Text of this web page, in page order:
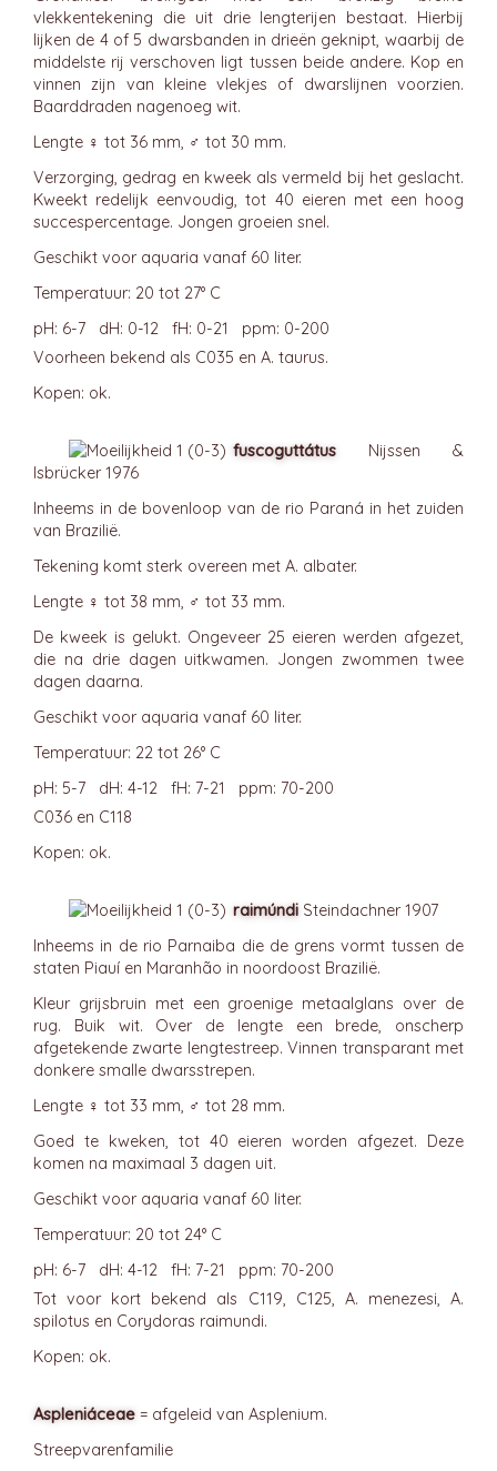
vlekkentekening die uit drie lengterijen bestaat. Hierbij
lijken de 4 of 5 dwarsbanden in drieën geknipt, waarbij de
middelste rij verschoven ligt tussen beide andere. Kop en
vinnen zijn van kleine vlekjes of dwarslijnen voorzien.
Baarddraden nagenoeg wit.
Lengte ♀ tot 36 mm, ♂ tot 30 mm.
Verzorging, gedrag en kweek als vermeld bij het geslacht.
Kweekt redelijk eenvoudig, tot 40 eieren met een hoog
succespercentage. Jongen groeien snel.
Geschikt voor aquaria vanaf 60 liter.
Temperatuur: 20 tot 27° C
pH: 6-7 dH: 0-12 fH: 0-21 ppm: 0-200
Voorheen bekend als C035 en A. taurus.
Kopen: ok.
fuscoguttátus Nijssen &
Isbrücker 1976
Inheems in de bovenloop van de rio Paraná in het zuiden
van Brazilië.
Tekening komt sterk overeen met A. albater.
Lengte ♀ tot 38 mm, ♂ tot 33 mm.
De kweek is gelukt. Ongeveer 25 eieren werden afgezet,
die na drie dagen uitkwamen. Jongen zwommen twee
dagen daarna.
Geschikt voor aquaria vanaf 60 liter.
Temperatuur: 22 tot 26° C
pH: 5-7 dH: 4-12 fH: 7-21 ppm: 70-200
C036 en C118
Kopen: ok.
raimúndi Steindachner 1907
Inheems in de rio Parnaiba die de grens vormt tussen de
staten Piauí en Maranhão in noordoost Brazilië.
Kleur grijsbruin met een groenige metaalglans over de
rug. Buik wit. Over de lengte een brede, onscherp
afgetekende zwarte lengtestreep. Vinnen transparant met
donkere smalle dwarsstrepen.
Lengte ♀ tot 33 mm, ♂ tot 28 mm.
Goed te kweken, tot 40 eieren worden afgezet. Deze
komen na maximaal 3 dagen uit.
Geschikt voor aquaria vanaf 60 liter.
Temperatuur: 20 tot 24° C
pH: 6-7 dH: 4-12 fH: 7-21 ppm: 70-200
Tot voor kort bekend als C119, C125, A. menezesi, A.
spilotus en Corydoras raimundi.
Kopen: ok.
Aspleniáceae = afgeleid van Asplenium.
Streepvarenfamilie